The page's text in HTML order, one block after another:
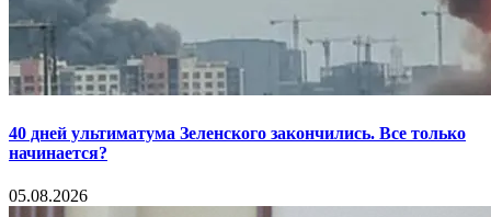
40 дней ультиматума Зеленского закончились. Все только
начинается?
05.08.2026